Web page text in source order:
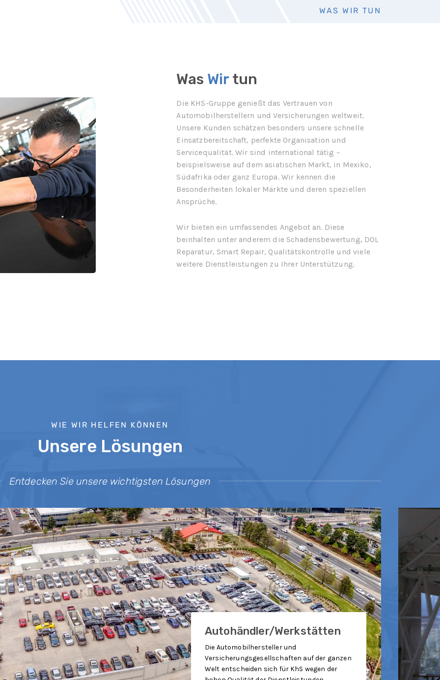
WAS WIR TUN
Was Wir tun
Die KHS-Gruppe genießt das Vertrauen von
Automobilherstellern und Versicherungen weltweit.
Unsere Kunden schätzen besonders unsere schnelle
Einsatzbereitschaft, perfekte Organisation und
Servicequalität. Wir sind international tätig –
beispielsweise auf dem asiatischen Markt, in Mexiko,
Südafrika oder ganz Europa. Wir kennen die
Besonderheiten lokaler Märkte und deren speziellen
Ansprüche.
Wir bieten ein umfassendes Angebot an. Diese
beinhalten unter anderem die Schadensbewertung, DOL
Reparatur, Smart Repair, Qualitätskontrolle und viele
weitere Dienstleistungen zu Ihrer Unterstützung.
WIE WIR HELFEN KÖNNEN
Unsere Lösungen
Entdecken Sie unsere wichtigsten Lösungen
Versicherungen
Die Automobilhersteller und
Versicherungsgesellschaften auf der ganzen
Welt entscheiden sich für KhS wegen der
hohen Qualität der Dienstleistungen.
Und die gleiche Qualität bietet KhS auch